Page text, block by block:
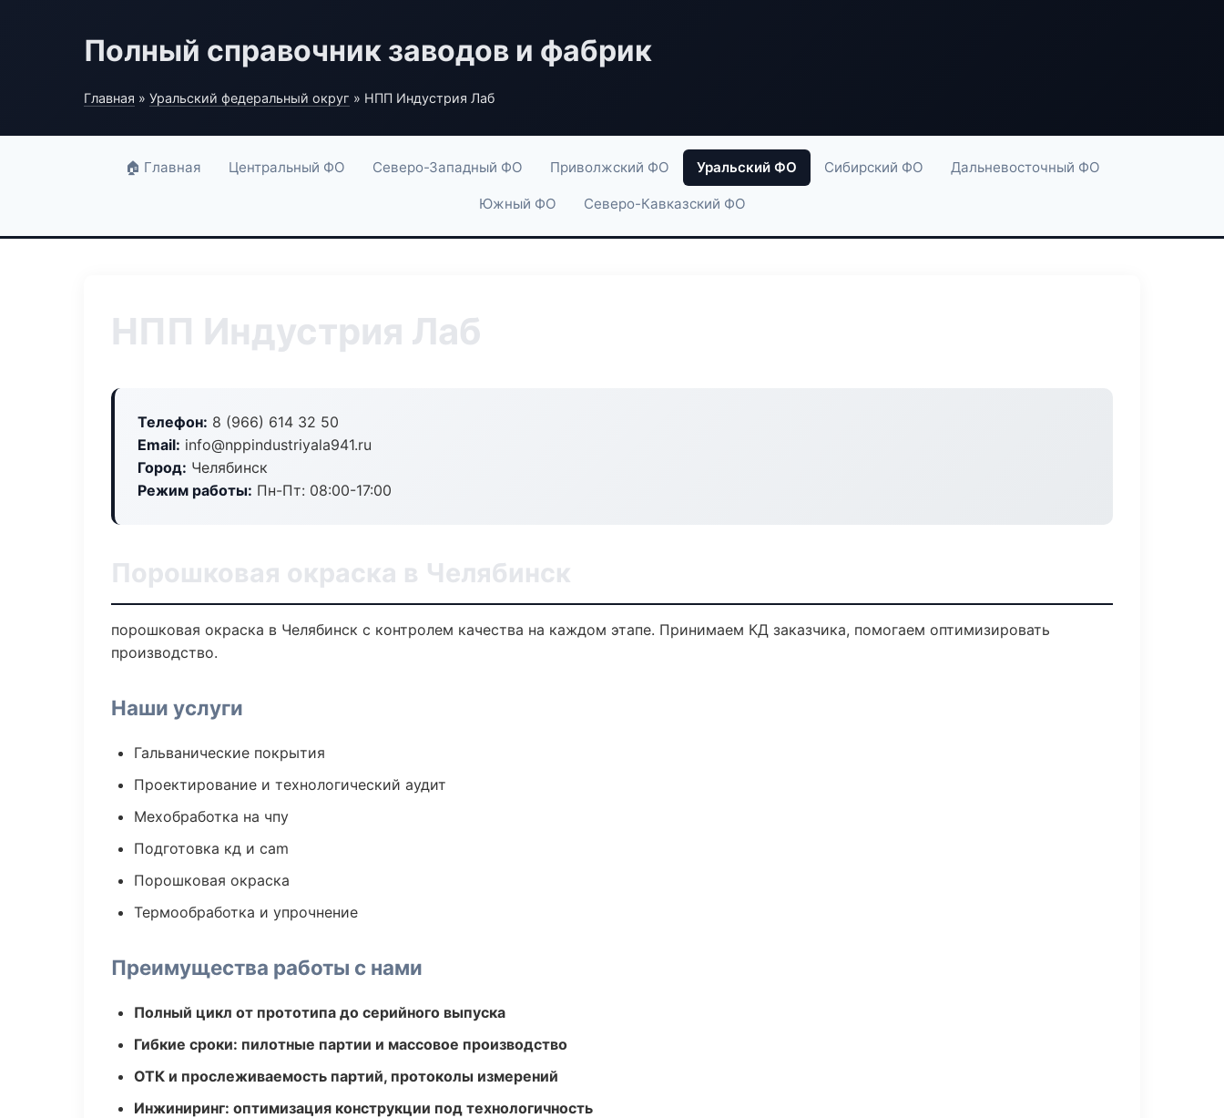
Полный справочник заводов и фабрик
Главная » Уральский федеральный округ » НПП Индустрия Лаб
🏠 Главная Центральный ФО Северо-Западный ФО Приволжский ФО Уральский ФО Сибирский ФО Дальневосточный ФО
Южный ФО Северо-Кавказский ФО
НПП Индустрия Лаб
Телефон: 8 (966) 614 32 50
Email: info@nppindustriyala941.ru
Город: Челябинск
Режим работы: Пн-Пт: 08:00-17:00
Порошковая окраска в Челябинск
порошковая окраска в Челябинск с контролем качества на каждом этапе. Принимаем КД заказчика, помогаем оптимизировать
производство.
Наши услуги
Гальванические покрытия
Проектирование и технологический аудит
Мехобработка на чпу
Подготовка кд и cam
Порошковая окраска
Термообработка и упрочнение
Преимущества работы с нами
Полный цикл от прототипа до серийного выпуска
Гибкие сроки: пилотные партии и массовое производство
ОТК и прослеживаемость партий, протоколы измерений
Инжиниринг: оптимизация конструкции под технологичность